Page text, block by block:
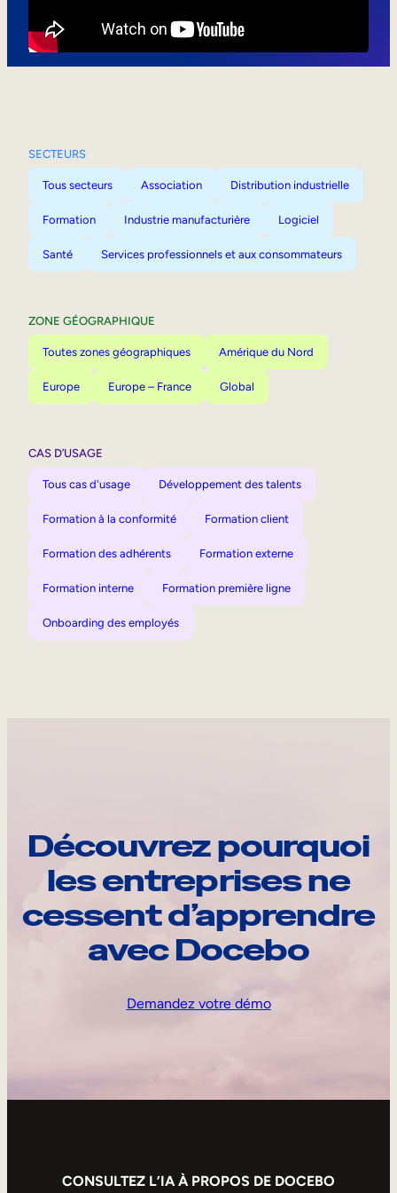
SECTEURS
Tous secteurs Association Distribution industrielle
Formation Industrie manufacturière Logiciel
Santé Services professionnels et aux consommateurs
ZONE GÉOGRAPHIQUE
Toutes zones géographiques Amérique du Nord
Europe Europe – France Global
CAS D’USAGE
Tous cas d'usage Développement des talents
Formation à la conformité Formation client
Formation des adhérents Formation externe
Formation interne Formation première ligne
Onboarding des employés
Découvrez pourquoi
les entreprises ne
cessent d’apprendre
avec Docebo
Demandez votre démo
CONSULTEZ L’IA À PROPOS DE DOCEBO